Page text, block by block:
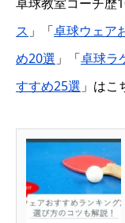
ス 」「卓球ウェア
め20選 」「卓球ラ
すすめ25選 」はこ